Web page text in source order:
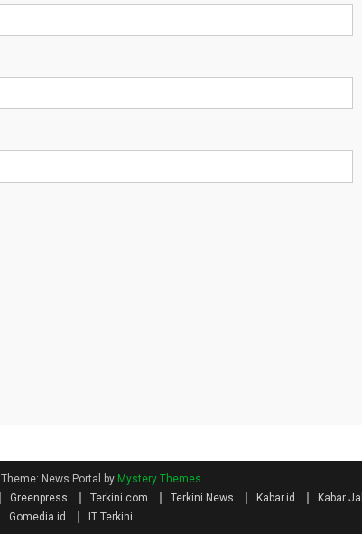
Theme: News Portal by Mystery Themes.
Greenpress Terkini.com Terkini News Kabar.id Kabar
Gomedia.id IT Terkini